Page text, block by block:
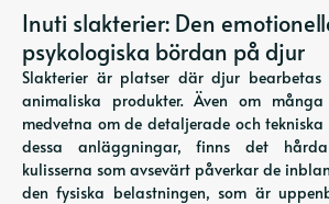
Inuti slakterier: Den
psykologiska bördan på djur
Slakterier är platser där djur
animaliska produkter. Även om
medvetna om de detaljerade och tekniska
dessa anläggningar, finns det
kulisserna som avsevärt påverkar de
den fysiska belastningen, som är